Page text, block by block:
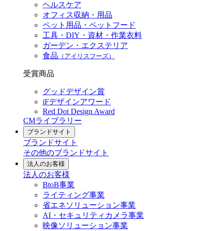
ヘルスケア
オフィス収納・用品
ペット用品・ペットフード
工具・DIY・資材・作業衣料
ガーデン・エクステリア
食品 （アイリスフーズ）
受賞商品
グッドデザイン賞
iFデザインアワード
Red Dot Design Award
CMライブラリー
ブランドサイト
ブランドサイト
その他のブランドサイト
法人のお客様
法人のお客様
BtoB事業
ライティング事業
省エネソリューション事業
AI・セキュリティカメラ事業
映像ソリューション事業